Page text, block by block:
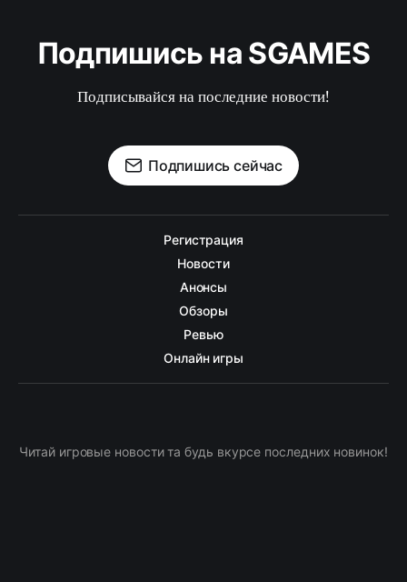
Подпишись на SGAMES
Подписывайся на последние новости!
Подпишись сейчас
Регистрация
Новости
Анонсы
Обзоры
Ревью
Онлайн игры
Читай игровые новости та будь вкурсе последних новинок!